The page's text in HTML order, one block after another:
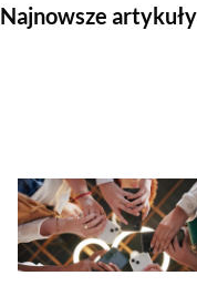
Najnowsze artykuły
Nadchodzące
premiery
– kalendarz nowości
2026